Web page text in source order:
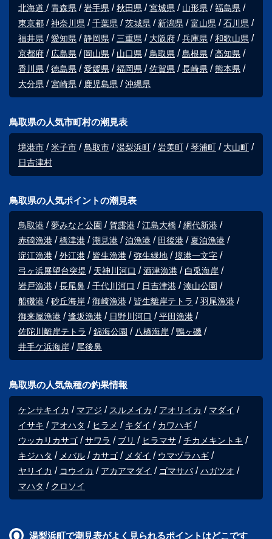
北海道 青森県 岩手県 秋田県 宮城県 山形県
福島県
東京都
神奈川県 千葉県 茨城県 新潟県 富山県
石川県
福井県
愛知県 静岡県 三重県 大阪府 兵庫県
和歌山県
京都府
広島県 岡山県 山口県 鳥取県 島根県
高知県
香川県
徳島県 愛媛県 福岡県 佐賀県 長崎県
熊本県
大分県
宮崎県 鹿児島県 沖縄県
鳥取県の人気市町村の潮見表
境港市 米子市 鳥取市 湯梨浜町 岩美町 琴浦町
大山町
日吉津村
鳥取県の人気ポイントの潮見表
鳥取港 夢みなと公園 賀露港 江島大橋
網代新港
赤碕漁港
橋津港 潮見港 泊漁港 田後港
夏泊漁港
淀江漁港
外江港 皆生漁港 弥生緑地
境港一文字
弓ヶ浜展望台突堤
天神川河口 酒津漁港
白兎海岸
岩戸漁港
長尾鼻 千代川河口 日吉津港
湊山公園
船磯港
砂丘海岸 御崎漁港 皆生離岸テトラ
羽尾漁港
御来屋漁港
逢坂漁港 日野川河口
平田漁港
佐陀川離岸テトラ
錦海公園 八橋海岸
鴨ヶ磯
井手ケ浜海岸
尾後鼻
鳥取県の人気魚種の釣果情報
ケンサキイカ マアジ スルメイカ アオリイカ
マダイ
イサキ
アオハタ ヒラメ キダイ
カワハギ
ウッカリカサゴ
サワラ ブリ ヒラマサ
チカメキントキ
キジハタ
メバル カサゴ メダイ
ウマヅラハギ
ヤリイカ
コウイカ アカアマダイ ゴマサバ
ハガツオ
マハタ
クロソイ
湯梨浜町で潮見表がよく見られるポイントはどこです